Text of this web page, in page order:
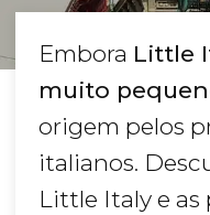
Embora Little
muito
origem pelos
italianos.
Little Italy e as